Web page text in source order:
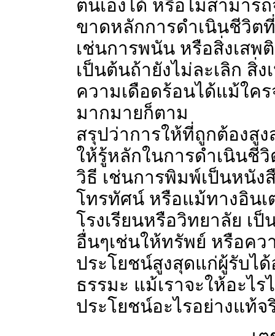
ตนเองได้ หรือไม่สามาร
ขาดหลักการดำเนินชีวิต
เช่นการพนัน หรือสิ่งเสพ
เป็นต้นถ้ายังไม่ละเลิก สิ่
ความเดือดร้อนได้แม้ใค
มากมายก็ตาม
สรุปว่าการให้ที่ถูกต้องสู
ให้รู้หลักในการดำเนินชี
วิธี เช่นการพิมพ์เป็นหนัง
โทรทัศน์ หรือแม้ทางอินเ
โรงเรียนหรือวิทยาลัย เ
อื่นๆเช่นให้ทรัพย์ หรือคว
ประโยชน์สูงสุดแก่ผู้รับไ
ธรรมะ แม้เราจะให้อะไ
ประโยชน์อะไรอย่างแท้จ